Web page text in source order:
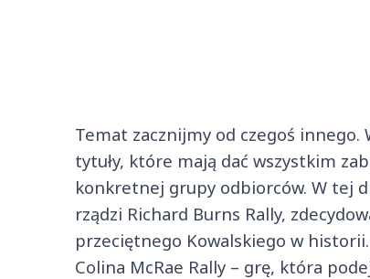
Temat zacznijmy od czegoś innego.
tytuły, które mają dać wszystkim
konkretnej grupy odbiorców. W tej
rządzi Richard Burns Rally,
przeciętnego Kowalskiego w
Colina McRae Rally – grę, która